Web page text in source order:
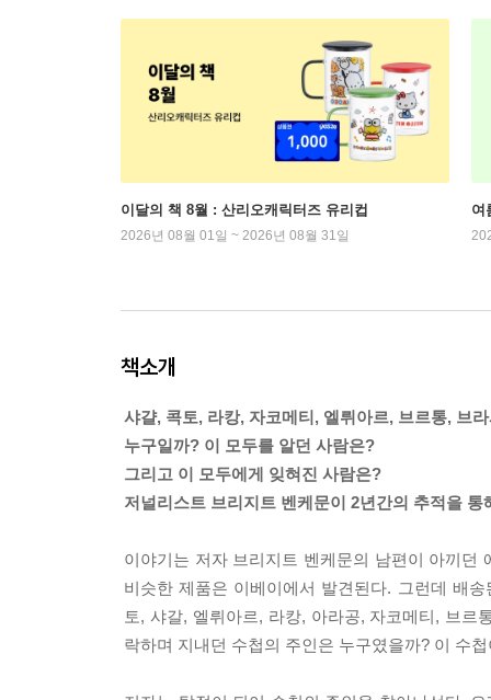
이달의 책 8월 : 산리오캐릭터즈 유리컵
2026년 08월 01일 ~ 2026년 08월 31일
여
책소개
샤걀, 콕토, 라캉, 자코메티, 엘뤼아르, 브르통, 브
누구일까? 이 모두를 알던 사람은?
그리고 이 모두에게 잊혀진 사람은?
저널리스트 브리지트 벤케문이 2년간의 추적을 통
이야기는 저자 브리지트 벤케문의 남편이 아끼던
비슷한 제품은 이베이에서 발견된다. 그런데 배
토, 샤갈, 엘뤼아르, 라캉, 아라공, 자코메티, 브르
락하며 지내던 수첩의 주인은 누구였을까? 이 수